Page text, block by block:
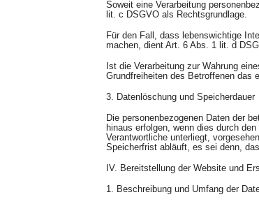
Soweit eine Verarbeitung
lit. c DSGVO als Rechtsgrundlage.
Für den Fall, dass lebenswichtige
machen, dient Art. 6 Abs. 1 lit. d
Ist die Verarbeitung zur Wahrung
Grundfreiheiten des Betroffenen das
3. Datenlöschung und Speicherdauer
Die personenbezogenen Daten der
hinaus erfolgen, wenn dies durch
Verantwortliche unterliegt,
Speicherfrist abläuft, es sei denn,
IV. Bereitstellung der Website und
1. Beschreibung und Umfang der